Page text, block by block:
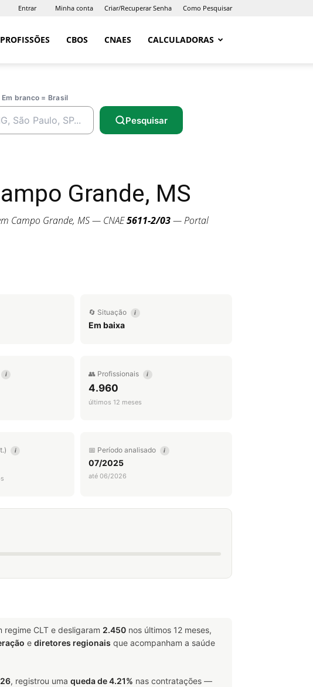
Entrar Minha conta Criar/Recuperar Senha Como Pesquisar
PROFISSÕES CBOS CNAES CALCULADORAS
Em branco = Brasil
Pesquisar
Grande, MS
Campo Grande, MS — CNAE5611-2/03— Portal
🔄 Situação i
Em baixa
i 👥 Profissionais i
4.960
últimos 12 meses
i 📅 Período analisado i
07/2025
até 06/2026
regime CLT e desligaram 2.450 nos últimos 12 meses,
e diretores regionais que acompanham a saúde
, registrou uma queda de 4.21% nas contratações —